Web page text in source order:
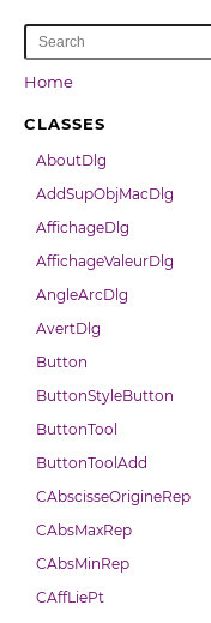
Home
CLASSES
AboutDlg
AddSupObjMacDlg
AffichageDlg
AffichageValeurDlg
AngleArcDlg
AvertDlg
Button
ButtonStyleButton
ButtonTool
ButtonToolAdd
CAbscisseOrigineRep
CAbsMaxRep
CAbsMinRep
CAffLiePt